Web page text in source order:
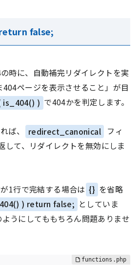
false;
の時に、自動補完リダイレクトを実
ページを表示させること」が目
is_404() ) で404かを判定します。
ば、 redirect_canonical フィ
して、リダイレクトを無効にしま
1行で完結する場合は {} を省略
) return false; としていま
うにしてももちろん問題ありませ